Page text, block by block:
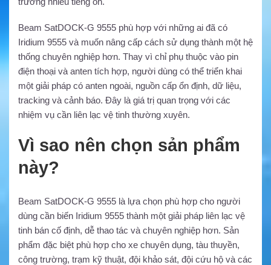
Beam SatDOCK-G 9555 phù hợp với những ai đã có
Iridium 9555 và muốn nâng cấp cách sử dụng thành một hệ
thống chuyên nghiệp hơn. Thay vì chỉ phụ thuộc vào pin
điện thoại và anten tích hợp, người dùng có thể triển khai
một giải pháp có anten ngoài, nguồn cấp ổn định, dữ liệu,
tracking và cảnh báo. Đây là giá trị quan trọng với các
nhiệm vụ cần liên lạc vệ tinh thường xuyên.
Vì sao nên chọn sản phẩm
này?
Beam SatDOCK-G 9555 là lựa chọn phù hợp cho người
dùng cần biến Iridium 9555 thành một giải pháp liên lạc vệ
tinh bán cố định, dễ thao tác và chuyên nghiệp hơn. Sản
phẩm đặc biệt phù hợp cho xe chuyên dụng, tàu thuyền,
công trường, trạm kỹ thuật, đội khảo sát, đội cứu hộ và các